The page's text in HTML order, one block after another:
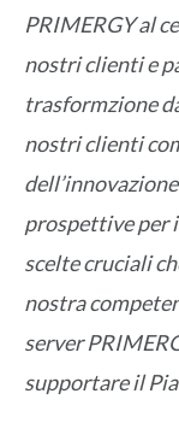
PRIMERGY al
nostri clienti e
trasformzione
nostri clienti
prospettive per
scelte cruciali
nostra
server
supportare il